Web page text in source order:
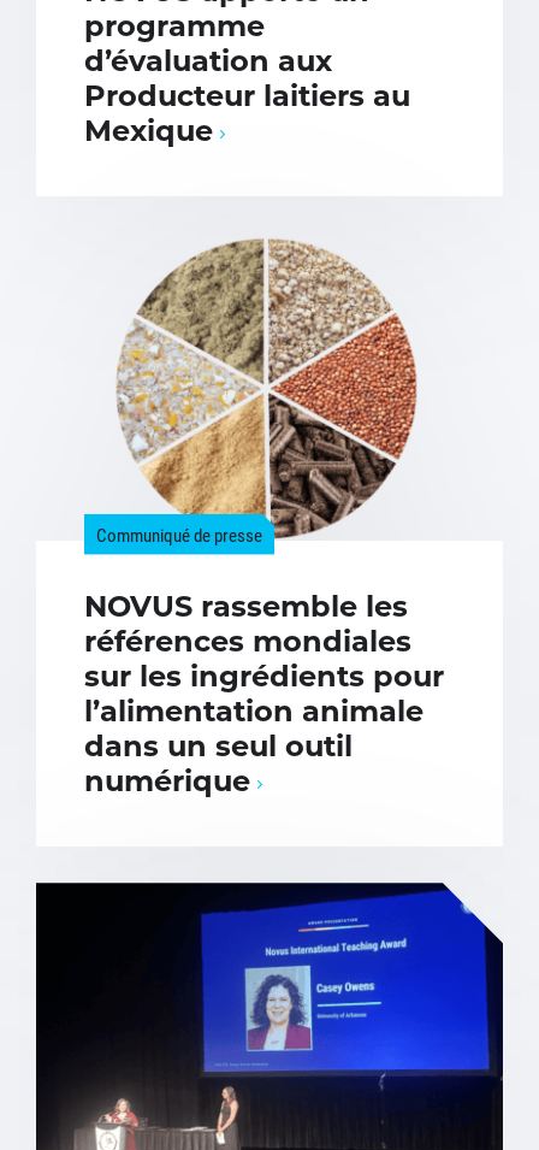
programme
d’évaluation aux
Producteur laitiers au
Mexique
Communiqué de presse
NOVUS rassemble les
références mondiales
sur les ingrédients pour
l’alimentation animale
dans un seul outil
numérique